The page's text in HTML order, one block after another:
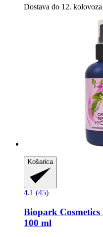
Dostava do 12. kolovoza
Košarica
4.1 (45)
Biopark Cosmetics
100 ml